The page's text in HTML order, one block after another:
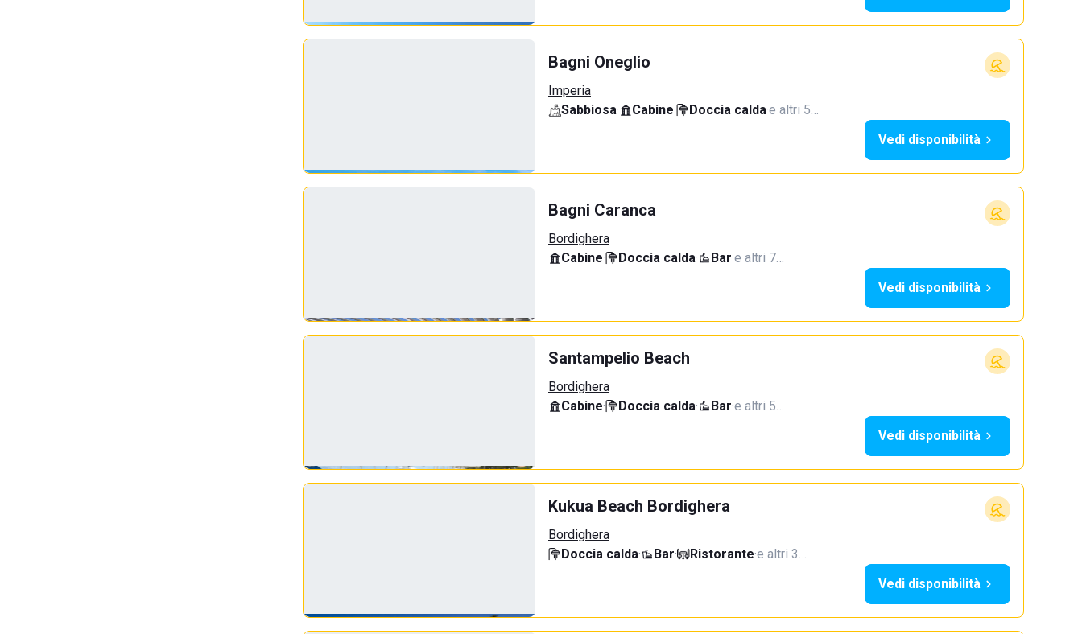
Bagni Oneglio
Imperia
Sabbiosa· Cabine· Doccia calda·e altri 5…
Vedi disponibilità
Bagni Caranca
Bordighera
Cabine· Doccia calda· Bar·e altri 7…
Vedi disponibilità
Santampelio Beach
Bordighera
Cabine· Doccia calda· Bar·e altri 5…
Vedi disponibilità
Kukua Beach Bordighera
Bordighera
Doccia calda· Bar· Ristorante·e altri 3…
Vedi disponibilità